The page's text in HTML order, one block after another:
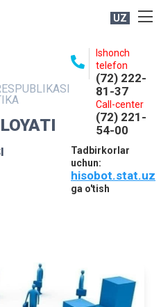
UZ
Ishonch
telefon
(72) 222-
81-37
Call-center
(72) 221-
54-00
Tadbirkorlar
uchun:
hisobot.stat.uz
ga o'tish
XIZMATLAR
XIZMATI